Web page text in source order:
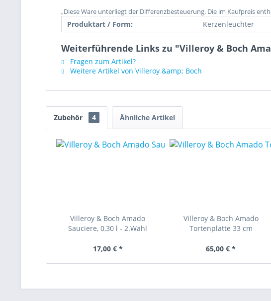
„Diese Ware unterliegt der Differenzbesteuerung. Die im Kaufpreis
Produktart / Form: Kerzenleuchter
Weiterführende Links zu "Villeroy & Boch
Fragen zum Artikel?
Weitere Artikel von Villeroy &amp; Boch
Zubehör 4 Ähnliche Artikel
Villeroy & Boch Amado
Sauciere, 0,30 l - 2.Wahl
17,00 € *
Villeroy & Boch Amado
Tortenplatte 33 cm
65,00 € *